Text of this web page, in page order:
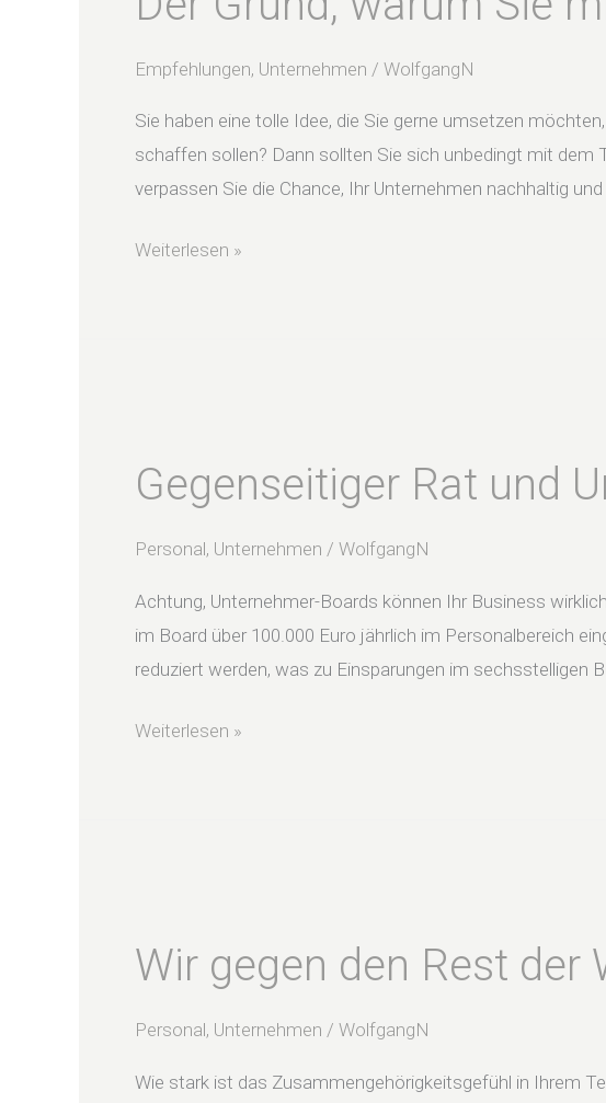
Empfehlungen, Unternehmen / WolfgangN
Sie haben eine tolle Idee, die Sie gerne umsetzen
schaffen sollen? Dann sollten Sie sich unbedingt mit dem
verpassen Sie die Chance, Ihr Unternehmen nachhaltig
mit
Unternehmen
nicht
wachsen
Weiterlesen »
Gegenseitiger Rat und
Personal, Unternehmen / WolfgangN
Achtung, Unternehmer-Boards können Ihr Business
im Board über 100.000 Euro jährlich im Personalbereich
reduziert werden, was zu Einsparungen im sechsstelligen
und
Unterstützung
Weiterlesen »
Wir gegen den Rest der
Personal, Unternehmen / WolfgangN
Wie stark ist das Zusammengehörigkeitsgefühl in Ihrem
den
der